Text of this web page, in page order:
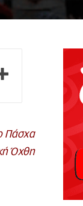
Πάσχα
Όχθη